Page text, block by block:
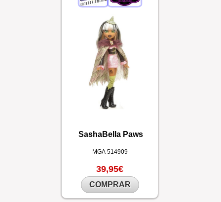
SashaBella Paws
MGA 514909
39,95€
COMPRAR